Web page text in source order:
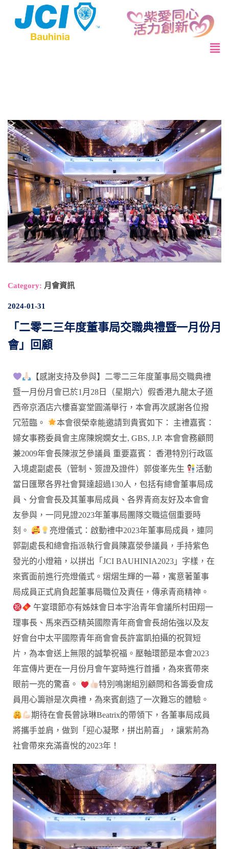
Category: 月會資訊
2024-01-31
「二零二三年度董事局交職典禮暨一月份月
會」回顧
【感謝支持及參與】二零二三年度董事局交職典禮
暨一月份月會已於1月28日（星期六）假香港九龍太子道
西帝京酒店六樓喜宴堂圓滿舉行，本會再次感謝各位撥
冗蒞臨。
本會很榮幸能邀請到貴賓如下： 主禮嘉賓：
婦女事務委員會主席陳婉嫻女士, GBS, J.P. 本會會務顧問
兼2009年會長陳淑芝參議員 重要嘉賓： 香港特別行政區
入境處副處長（管制、簽證及證件）郭俊峯先生
活動
當日匯聚各界社會賢達超過130人，包括有總會董事局成
員、分會會長及其董事局成員、各界青商友好及本會會
友參與，一同見證2023年董事局團隊交職這個重要時
刻。
亮燈儀式：啟動禮中2023年董事局成員，連同
郭副處長和總會指派執行會員陳嘉滎參議員，手持紫色
發光的小燈箱，以拼出「JCI BAUHINIA2023」字樣，在
來賓面前進行亮燈儀式。熠熠生輝的一幕，寓意著董事
局成員正式肩負起董事局職位及責任，傳承青商精神。
午宴環節亦有姊妹會日本宇治青年會議所村田翔一
理事長、馬來西亞精英國際青年商會會長胡佑強以及友
好會台中太平國際青年商會會長許富凱拍攝的祝賀短
片，為本會送上無限的誠摯祝福。壓軸環節是本會2023
年宣傳片更在一月份月會午宴時進行首播，為來賓帶來
眼前一亮的驚喜。
特別鳴謝組別顧問和各籌委會成
員用心籌辦是次典禮，為來賓創造了一次難忘的體驗。
期待在會長曾詠琳Beatrix的帶領下，各董事局成員
將攜手並肩，做到「迎心凝聚，拼出荊喜」，讓紫荊為
社會帶來充滿喜悅的2023年！